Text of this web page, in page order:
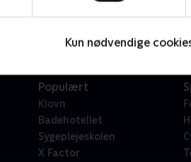
Kun nødvendige
Populært
Klovn
Badehotellet
Sygeplejeskolen
X Factor